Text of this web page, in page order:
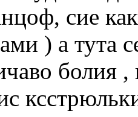
сие
) а тута
болия ,